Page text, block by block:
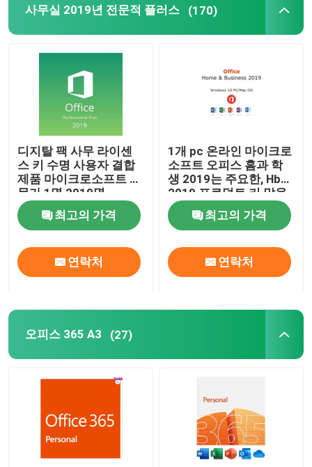
사무실 2019년 전문적 플러스 (170)
디지탈 팩 사무 라이센
스 키 수명 사용자 결합
제품 마이크로소프트 전
문가 1명 2019명
최고의 가격
연락처
1개 pc 온라인 마이크로
소프트 오피스 홈과 학
생 2019는 주요한, Hb
2019 프로덕트 키 말을
허가합니다
최고의 가격
연락처
오피스 365 A3 (27)